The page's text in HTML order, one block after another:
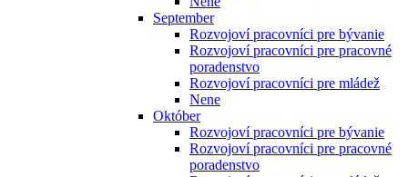
September
Rozvojoví pracovníci pre bývanie
Rozvojoví pracovníci pre pracovné
poradenstvo
Rozvojoví pracovníci pre mládež
Nene
Október
Rozvojoví pracovníci pre bývanie
Rozvojoví pracovníci pre pracovné
poradenstvo